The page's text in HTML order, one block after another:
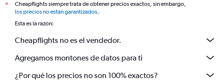
*
Cheapflights siempre trata de obtener precios exactos, sin embargo,
los precios no están garantizados.
Esta es la razón:
Cheapflights no es el vendedor.
Agregamos montones de datos para ti
¿Por qué los precios no son 100% exactos?